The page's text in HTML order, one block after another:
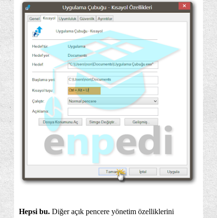
Hepsi bu. Diğer açık pencere yönetim özelliklerini